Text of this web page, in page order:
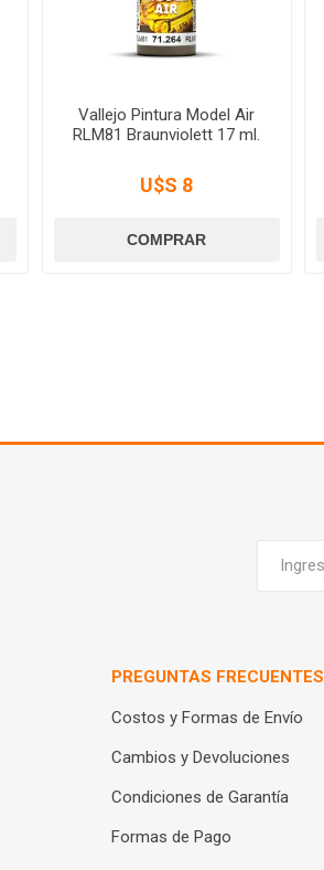
Vallejo Pintura Model Air
RLM81 Braunviolett 17 ml.
U$S 8
PREGUNTAS FRECUENTES
Costos y Formas de Envío
Cambios y Devoluciones
Condiciones de Garantía
Formas de Pago